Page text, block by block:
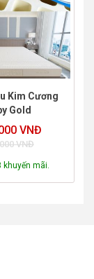
Kim Cương
Gold
VNĐ
VNĐ
khuyến mãi.